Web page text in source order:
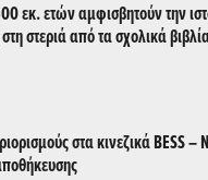
εκ. ετών αμφισβητούν την
στεριά από τα σχολικά
στα κινεζικά BESS –